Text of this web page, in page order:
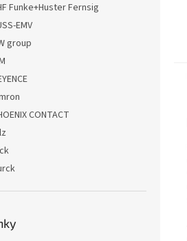
Funke+Huster Fernsig
EMV
group
CONTACT